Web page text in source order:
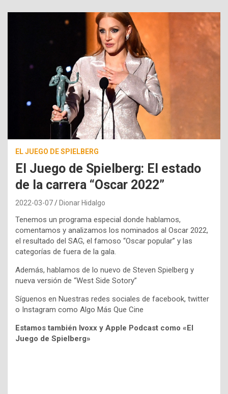
EL JUEGO DE SPIELBERG
El Juego de Spielberg: El estado
de la carrera “Oscar 2022”
2022-03-07 Dionar Hidalgo
Tenemos un programa especial donde hablamos,
comentamos y analizamos los nominados al Oscar 2022,
el resultado del SAG, el famoso “Oscar popular” y las
categorías de fuera de la gala.
Además, hablamos de lo nuevo de Steven Spielberg y
nueva versión de “West Side Sotory”
Síguenos en Nuestras redes sociales de facebook, twitter
o Instagram como Algo Más Que Cine
Estamos también Ivoxx y Apple Podcast como «El
Juego de Spielberg»